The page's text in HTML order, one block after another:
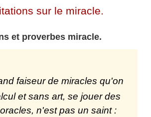
sur le miracle.
et proverbes miracle.
faiseur de miracles qu'on
et sans art, se jouer des
n'est pas un saint :